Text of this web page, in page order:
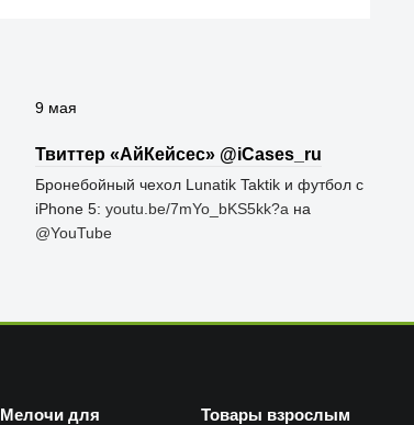
9 мая
Твиттер «АйКейсес» ‏@iCases_ru
Бронебойный чехол Lunatik Taktik и футбол с
iPhone 5: youtu.be/7mYo_bKS5kk?a на
@YouTube
Мелочи для
Товары взрослым